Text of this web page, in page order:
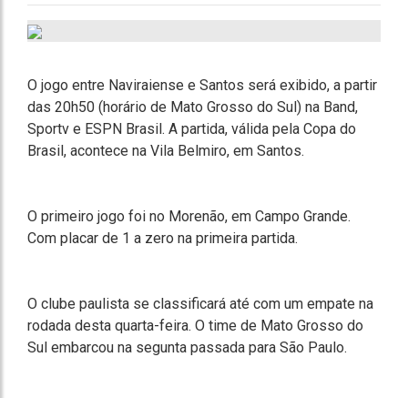
O jogo entre Naviraiense e Santos será exibido, a partir
das 20h50 (horário de Mato Grosso do Sul) na Band,
Sportv e ESPN Brasil. A partida, válida pela Copa do
Brasil, acontece na Vila Belmiro, em Santos.
O primeiro jogo foi no Morenão, em Campo Grande.
Com placar de 1 a zero na primeira partida.
O clube paulista se classificará até com um empate na
rodada desta quarta-feira. O time de Mato Grosso do
Sul embarcou na segunta passada para São Paulo.